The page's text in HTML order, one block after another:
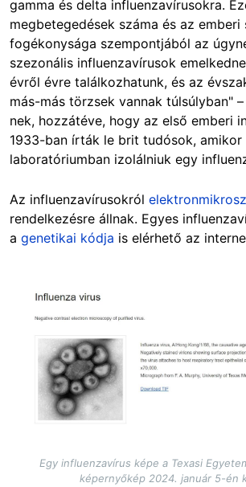
gamma és delta influenzavírusokra.
megbetegedések száma és az emberi
fogékonysága szempontjából az
szezonális influenzavírusok
évről évre találkozhatunk, és az
más-más törzsek vannak túlsúlyban"
nek, hozzátéve, hogy az első emberi
1933-ban írták le brit tudósok, amikor
laboratóriumban izolálniuk egy
Az influenzavírusokról
rendelkezésre állnak. Egyes
a genetikai kódja is elérhető az
Image
Egy influenzavírus képe a Texasi
képernyőkép 2024. január 5-én